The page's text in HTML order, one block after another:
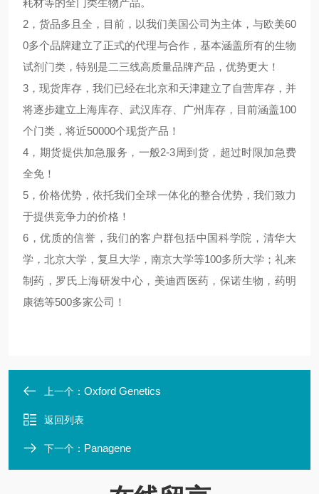
耗材等的全门类生物产品。
2，货品多且全，目前，以我们美国公司为主体，与欧美60
0多个品牌建立了正式的代理与合作，基本涵盖所有的生物
试剂门类，特别是二三线高质量品牌产品，优势更大！
3，现货库存，我们已经在北京和天津建立了自营库存，并
将逐步建立上海库存、武汉库存、广州库存，目前涵盖100
个门类，将近50000个现货产品！
4，期货提供加急服务，一般2-3周到货，超过时限加急费
全免！
5，价格优势，依托我们全球一体化的整合优势，我们致力
于提供竞争力的价格！
6，优质的信誉，我们的客户群包括中国科学院，清华大
学，北京大学，复旦大学，南京大学等100多所大学；礼来
制药，罗氏上海研发中心，美迪西医药，保诺生物，药明
康德等500多家公司！
上一个： Oxford Genetics
返回列表
下一个： Panagene